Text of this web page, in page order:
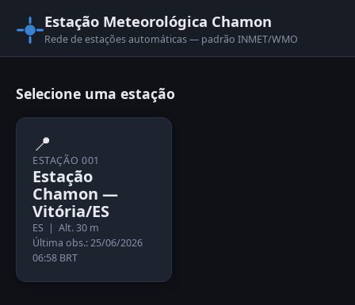
Estação Meteorológica Chamon
Rede de estações automáticas — padrão INMET/WMO
Selecione uma estação
📍
ESTAÇÃO 001
Estação
Chamon —
Vitória/ES
ES | Alt. 30 m
Última obs.: 25/06/2026
06:58 BRT